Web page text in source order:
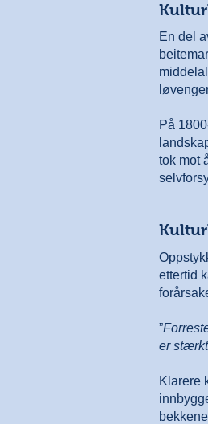
En del
På
tok mot
ettertid
”
er
Klarere